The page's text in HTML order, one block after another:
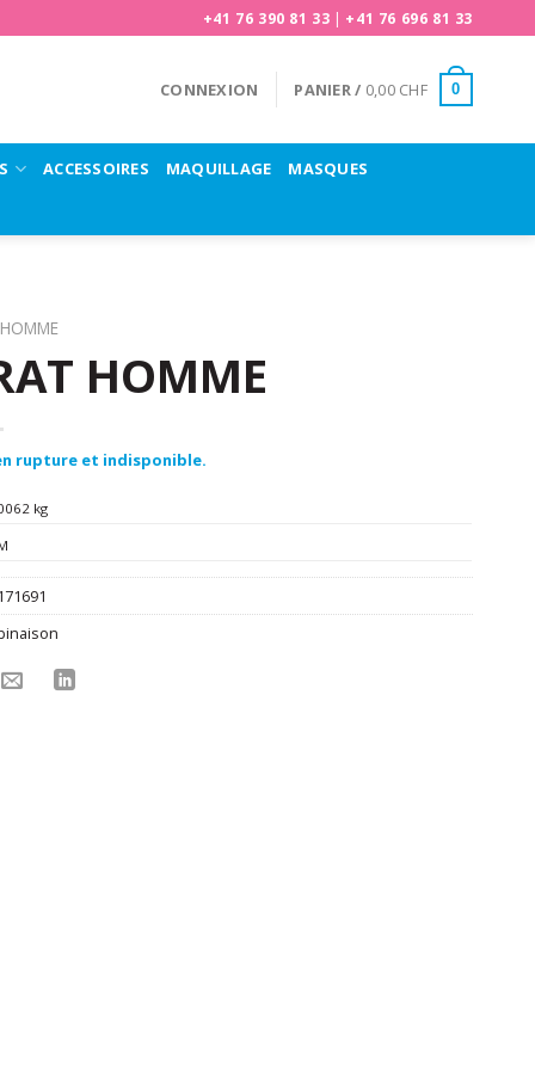
+41 76 390 81 33 | +41 76 696 81 33
CONNEXION PANIER / 0,00 CHF 0
ACCESSOIRES MAQUILLAGE MASQUES
HOMME
HOMME
rupture et indisponible.
kg